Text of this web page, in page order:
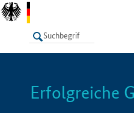
LISTE
Erfolgreiche